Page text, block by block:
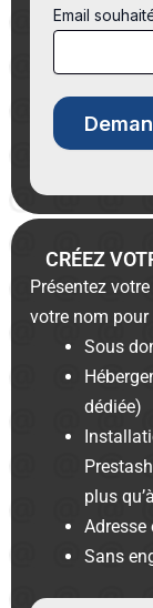
Email
CRÉEZ
Présentez
votre nom
Sous
dédiée)
plus
Sans